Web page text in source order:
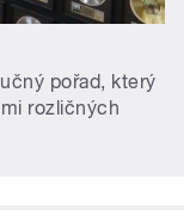
pořad, který
rozličných